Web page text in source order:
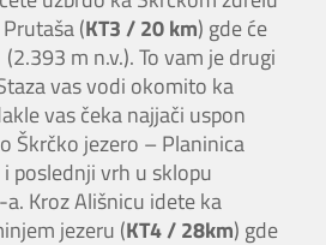
(KT3 / 20 km) gde će
m n.v.). To vam je drugi
vas vodi okomito ka
vas čeka najjači uspon
Škrčko jezero – Planinica
poslednji vrh u sklopu
Kroz Ališnicu idete ka
jezeru (KT4 / 28km) gde